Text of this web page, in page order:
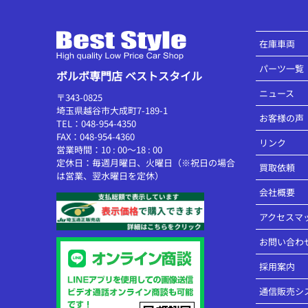
ボルボ専門店 ベストスタイル
〒343-0825
埼玉県越谷市大成町7-189-1
TEL：048-954-4350
FAX：048-954-4360
営業時間：10 : 00～18 : 00
定休日：毎週月曜日、火曜日（※祝日の場合
は営業、翌水曜日を定休）
在庫車両
パーツ一覧
ニュース
お客様の声
リンク
買取依頼
会社概要
アクセスマ
お問い合わ
採用案内
通信販売シ